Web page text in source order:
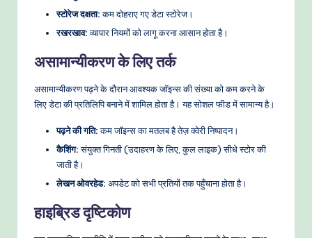
स्टोरेज दक्षता:कम दोहराए गए डेटा स्टोरेज।
रखरखाव:व्यापार नियमों को लागू करना आसान होता है।
असामान्यीकरण के लिए तर्क
असामान्यीकरण पढ़ने के दौरान आवश्यक जॉइन्स की संख्या को कम करने के
लिए डेटा की प्रतिलिपि बनाने में शामिल होता है। यह सोशल फीड में सामान्य है।
पढ़ने की गति:कम जॉइन्स का मतलब है तेज़ क्वेरी निष्पादन।
कैशिंग:संयुक्त गिनती (उदाहरण के लिए, कुल लाइक) सीधे स्टोर की
जाती है।
लेखन ओवरहेड: अपडेट को सभी प्रतियों तक पहुँचाना होता है।
हाइब्रिड दृष्टिकोण